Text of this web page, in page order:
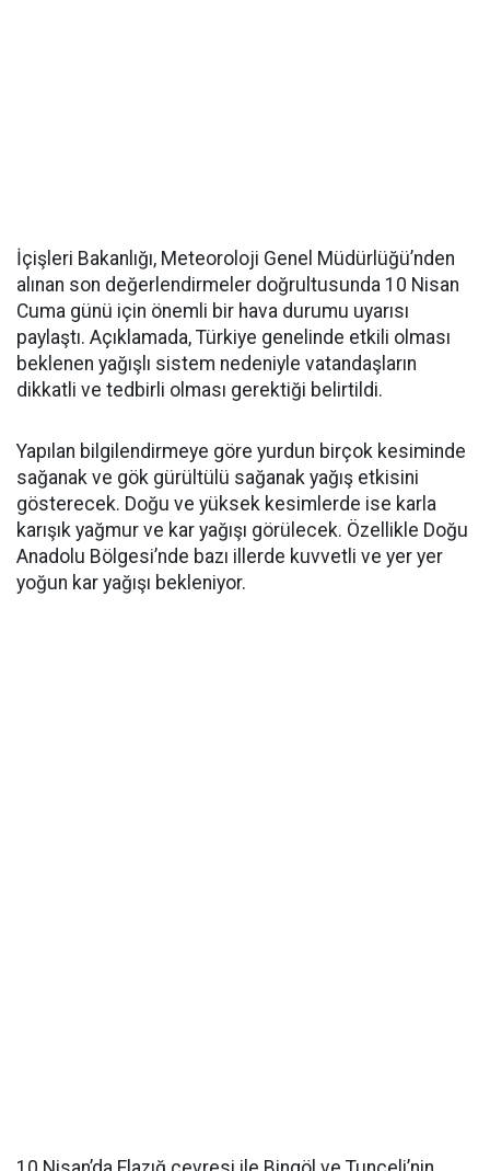
İçişleri Bakanlığı, Meteoroloji Genel Müdürlüğü’nden
alınan son değerlendirmeler doğrultusunda 10 Nisan
Cuma günü için önemli bir hava durumu uyarısı
paylaştı. Açıklamada, Türkiye genelinde etkili olması
beklenen yağışlı sistem nedeniyle vatandaşların
dikkatli ve tedbirli olması gerektiği belirtildi.
Yapılan bilgilendirmeye göre yurdun birçok kesiminde
sağanak ve gök gürültülü sağanak yağış etkisini
gösterecek. Doğu ve yüksek kesimlerde ise karla
karışık yağmur ve kar yağışı görülecek. Özellikle Doğu
Anadolu Bölgesi’nde bazı illerde kuvvetli ve yer yer
yoğun kar yağışı bekleniyor.